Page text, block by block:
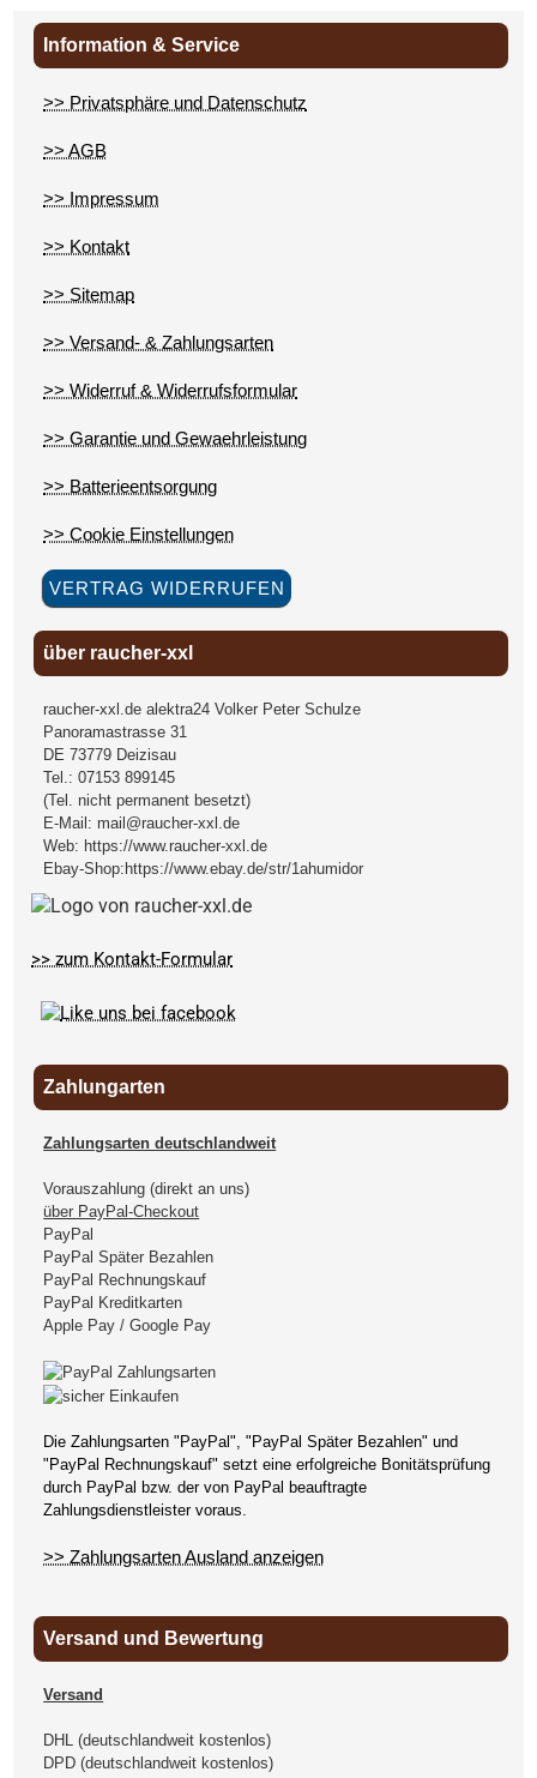
Information & Service
>> Privatsphäre und Datenschutz
>> AGB
>> Impressum
>> Kontakt
>> Sitemap
>> Versand- & Zahlungsarten
>> Widerruf & Widerrufsformular
>> Garantie und Gewaehrleistung
>> Batterieentsorgung
>> Cookie Einstellungen
VERTRAG WIDERRUFEN
über raucher-xxl
raucher-xxl.de alektra24 Volker Peter Schulze
Panoramastrasse 31
DE 73779 Deizisau
Tel.:07153 899145
(Tel. nicht permanent besetzt)
E-Mail: mail@raucher-xxl.de
Web: https://www.raucher-xxl.de
Ebay-Shop: https://www.ebay.de/str/1ahumidor
>> zum Kontakt-Formular
Zahlungarten
Zahlungsarten deutschlandweit
Vorauszahlung (direkt an uns)
über PayPal-Checkout
PayPal
PayPal Später Bezahlen
PayPal Rechnungskauf
PayPal Kreditkarten
Apple Pay / Google Pay
Die Zahlungsarten "PayPal", "PayPal Später Bezahlen" und
"PayPal Rechnungskauf" setzt eine erfolgreiche Bonitätsprüfung
durch PayPal bzw. der von PayPal beauftragte
Zahlungsdienstleister voraus.
>> Zahlungsarten Ausland anzeigen
Versand und Bewertung
Versand
DHL (deutschlandweit kostenlos)
DPD (deutschlandweit kostenlos)